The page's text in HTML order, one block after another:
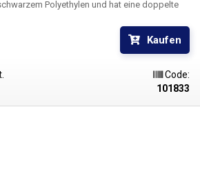
Polyethylen und hat eine doppelte
und
Das Kolbenmaterial ist chlorid- und
Laugen, industrielle Lösungsmittel und
von Flüssigkeiten wie Lötflussmittel,
Silber-Wärmeleitpasten, Farben, Tinten,
Verdünnungsmittel, Aktivatoren usw.
Kaufen
Code:
101833